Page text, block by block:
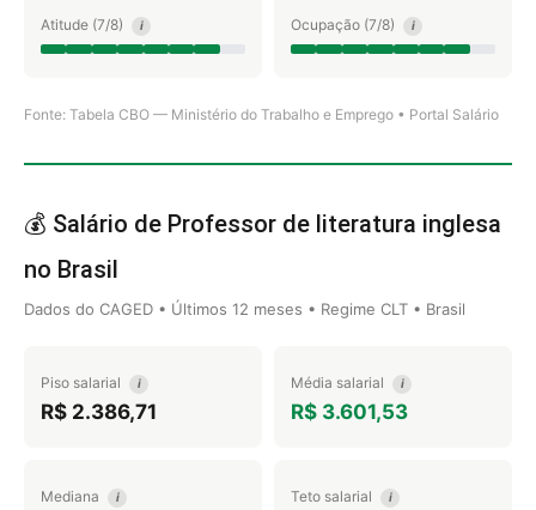
Atitude (7/8) i Ocupação (7/8) i
Fonte: Tabela CBO — Ministério do Trabalho e Emprego • Portal Salário
💰 Salário de Professor de literatura inglesa
no Brasil
Dados do CAGED • Últimos 12 meses • Regime CLT • Brasil
Piso salarial i
R$ 2.386,71
Média salarial i
R$ 3.601,53
Mediana i Teto salarial i